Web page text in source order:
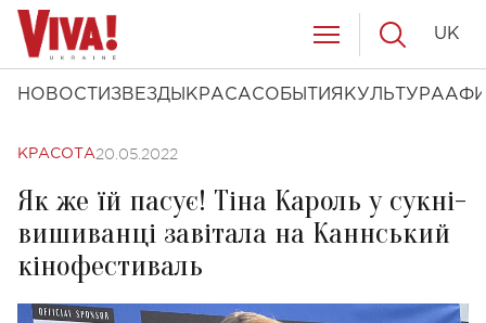
НОВОСТИ ЗВЕЗДЫ КРАСАСОБЫТИЯ КУЛЬТУРА
UK
КРАСОТА20.05.2022
Як же їй пасує! Тіна Кароль у сукні-
вишиванці завітала на Каннський
кінофестиваль